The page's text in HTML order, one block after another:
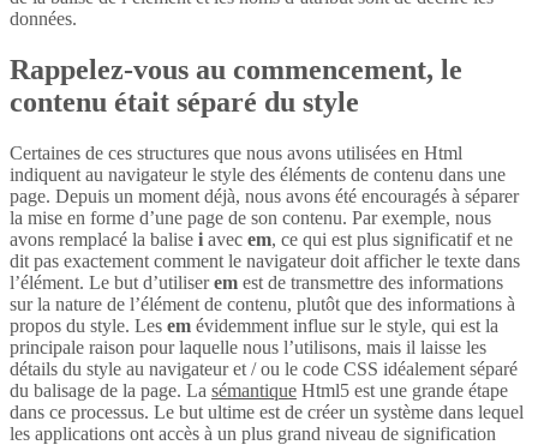
données.
Rappelez-vous au commencement, le
contenu était séparé du style
Certaines de ces structures que nous avons utilisées en Html
indiquent au navigateur le style des éléments de contenu dans une
page. Depuis un moment déjà, nous avons été encouragés à séparer
la mise en forme d’une page de son contenu. Par exemple, nous
avons remplacé la balise i avec em, ce qui est plus significatif et ne
dit pas exactement comment le navigateur doit afficher le texte dans
l’élément. Le but d’utiliserem est de transmettre des informations
sur la nature de l’élément de contenu, plutôt que des informations à
propos du style. Les em évidemment influe sur le style, qui est la
principale raison pour laquelle nous l’utilisons, mais il laisse les
détails du style au navigateur et / ou le code CSS idéalement séparé
du balisage de la page. La sémantique Html5 est une grande étape
dans ce processus. Le but ultime est de créer un système dans lequel
les applications ont accès à un plus grand niveau de signification